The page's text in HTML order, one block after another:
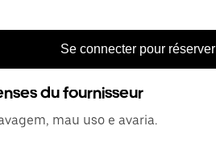
Se connecter pour réserver
du fournisseur
mau uso e avaria.